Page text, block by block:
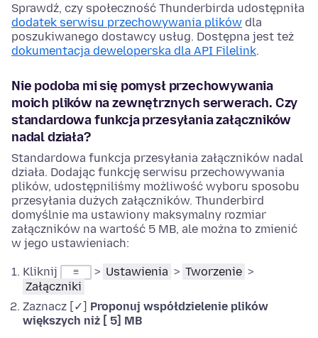
Sprawdź, czy społeczność Thunderbirda udostępniła
dodatek serwisu przechowywania plików dla
poszukiwanego dostawcy usług. Dostępna jest też
dokumentacja deweloperska dla API Filelink.
Nie podoba mi się pomysł przechowywania
moich plików na zewnętrznych serwerach. Czy
standardowa funkcja przesyłania załączników
nadal działa?
Standardowa funkcja przesyłania załączników nadal
działa. Dodając funkcję serwisu przechowywania
plików, udostępniliśmy możliwość wyboru sposobu
przesyłania dużych załączników. Thunderbird
domyślnie ma ustawiony maksymalny rozmiar
załączników na wartość 5 MB, ale można to zmienić
w jego ustawieniach:
Kliknij ≡ > Ustawienia > Tworzenie >
Załączniki
Zaznacz [✓] Proponuj współdzielenie plików
większych niż [ 5] MB